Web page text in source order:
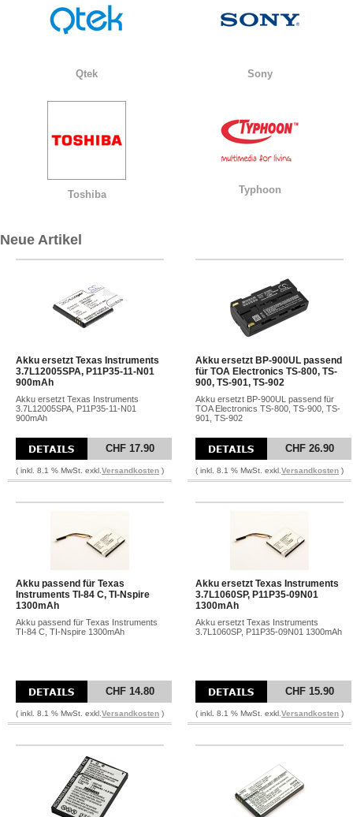
Qtek Sony
Toshiba Typhoon
Neue Artikel
Akku ersetzt Texas Instruments
3.7L12005SPA, P11P35-11-N01
900mAh
Akku ersetzt Texas Instruments
3.7L12005SPA, P11P35-11-N01
900mAh
CHF 17.90
( inkl. 8.1 % MwSt. exkl. Versandkosten )
Akku ersetzt BP-900UL passend
für TOA Electronics TS-800, TS-
900, TS-901, TS-902
Akku ersetzt BP-900UL passend für
TOA Electronics TS-800, TS-900, TS-
901, TS-902
CHF 26.90
( inkl. 8.1 % MwSt. exkl. Versandkosten )
Akku passend für Texas
Instruments TI-84 C, TI-Nspire
1300mAh
Akku passend für Texas Instruments
TI-84 C, TI-Nspire 1300mAh
CHF 14.80
( inkl. 8.1 % MwSt. exkl. Versandkosten )
Akku ersetzt Texas Instruments
3.7L1060SP, P11P35-09N01
1300mAh
Akku ersetzt Texas Instruments
3.7L1060SP, P11P35-09N01 1300mAh
CHF 15.90
( inkl. 8.1 % MwSt. exkl. Versandkosten )